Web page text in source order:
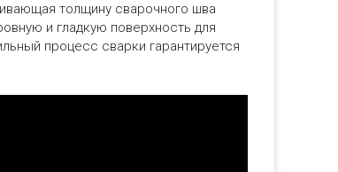
толщину сварочного шва
и гладкую поверхность для
процесс сварки гарантируется